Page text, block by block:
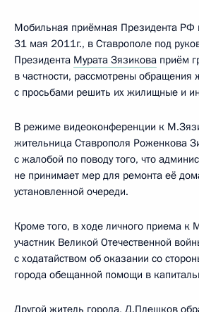
Мобильная приёмная Президента РФ
31 мая 2011г., в Ставрополе под
Президента Мурата Зязикова приём
в частности, рассмотрены обращения
с просьбами решить их жилищные и
В режиме видеоконференции к
жительница Ставрополя Роженкова
с жалобой по поводу того, что
не принимает мер для ремонта её
установленной очереди.
Кроме того, в ходе личного приема к
участник Великой Отечественной
с ходатайством об оказании со
города обещанной помощи в
Другой житель города, Д.Плешков